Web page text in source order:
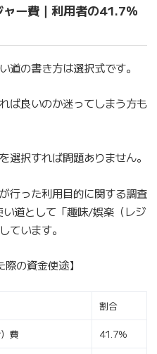
ー費｜利用者の41.7％
道の書き方は選択式です。
ば良いのか迷ってしまう方も
選択すれば問題ありません。
行った利用目的に関する調査
道として「趣味/娯楽（レジ
ています。
の資金使途】
割合
費 41.7％